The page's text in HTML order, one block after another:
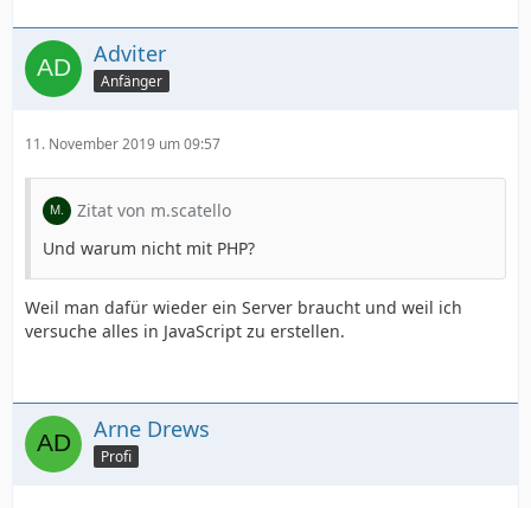
Adviter
Anfänger
11. November 2019 um 09:57
Zitat von m.scatello
Und warum nicht mit PHP?
Weil man dafür wieder ein Server braucht und weil ich
versuche alles in JavaScript zu erstellen.
Arne Drews
Profi